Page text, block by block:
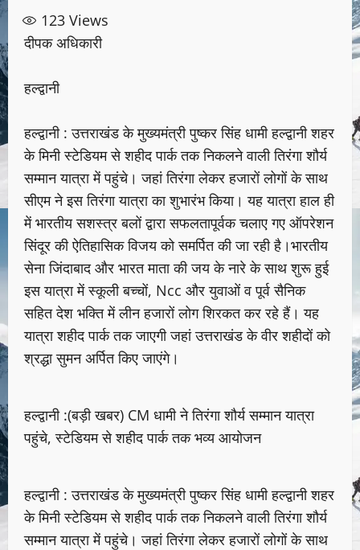
123 Views
दीपक अधिकारी
हल्द्वानी
हल्द्वानी : उत्तराखंड के मुख्यमंत्री पुष्कर सिंह धामी हल्द्वानी शहर
के मिनी स्टेडियम से शहीद पार्क तक निकलने वाली तिरंगा शौर्य
सम्मान यात्रा में पहुंचे। जहां तिरंगा लेकर हजारों लोगों के साथ
सीएम ने इस तिरंगा यात्रा का शुभारंभ किया। यह यात्रा हाल ही
में भारतीय सशस्त्र बलों द्वारा सफलतापूर्वक चलाए गए ऑपरेशन
सिंदूर की ऐतिहासिक विजय को समर्पित की जा रही है।भारतीय
सेना जिंदाबाद और भारत माता की जय के नारे के साथ शुरू हुई
इस यात्रा में स्कूली बच्चों, Ncc और युवाओं व पूर्व सैनिक
सहित देश भक्ति में लीन हजारों लोग शिरकत कर रहे हैं। यह
यात्रा शहीद पार्क तक जाएगी जहां उत्तराखंड के वीर शहीदों को
श्रद्धा सुमन अर्पित किए जाएंगे।
हल्द्वानी :(बड़ी खबर) CM धामी ने तिरंगा शौर्य सम्मान यात्रा
पहुंचे, स्टेडियम से शहीद पार्क तक भव्य आयोजन
हल्द्वानी : उत्तराखंड के मुख्यमंत्री पुष्कर सिंह धामी हल्द्वानी शहर
के मिनी स्टेडियम से शहीद पार्क तक निकलने वाली तिरंगा शौर्य
सम्मान यात्रा में पहुंचे। जहां तिरंगा लेकर हजारों लोगों के साथ